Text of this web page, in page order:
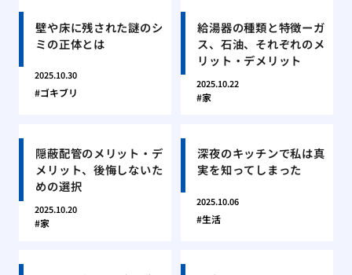
壁や床に残された謎のシ
ミの正体とは
2025.10.30
ゴキブリ
給湯器の種類と特徴ーガ
ス、石油、それぞれのメ
リット・デメリット
2025.10.22
家
隠蔽配管のメリット・デ
メリット、後悔しないた
めの選択
2025.10.20
家
深夜のキッチンで私は真
実を知ってしまった
2025.10.06
生活